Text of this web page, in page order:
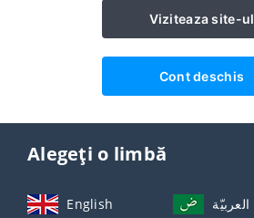
Viziteaza site-ul
Cont deschis
Alegeți o limbă
English العربيّة